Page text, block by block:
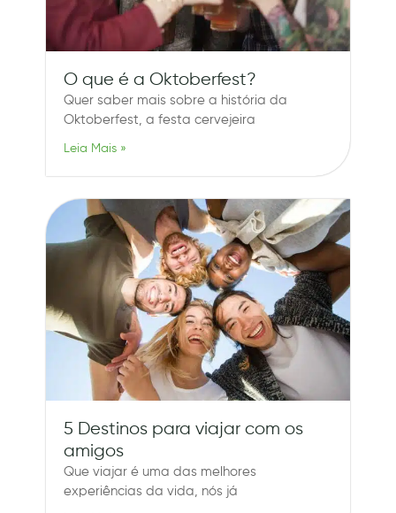
O que é a Oktoberfest?
Quer saber mais sobre a história da
Oktoberfest, a festa cervejeira
Leia Mais »
5 Destinos para viajar com os
amigos
Que viajar é uma das melhores
experiências da vida, nós já